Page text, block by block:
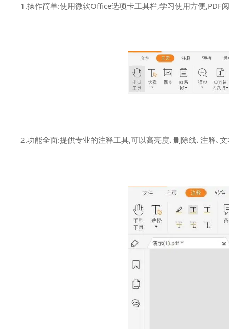
1.操作简单:使用微软Office选项卡工具栏,学习使用方便,PDF
2.功能全面:提供专业的注释工具,可以高亮度､删除线､注释､